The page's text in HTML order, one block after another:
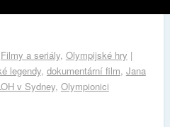
Filmy a seriály, Olympijské hry |
legendy, dokumentární film, Jana
v Sydney, Olympionici